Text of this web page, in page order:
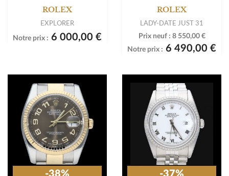
ROLEX
EXPLORER
Notre prix : 6 000,00 €
ROLEX
LADY-DATE JUST 31
Prix neuf : 8 550,00 €
Notre prix : 6 490,00 €
-38% -37%